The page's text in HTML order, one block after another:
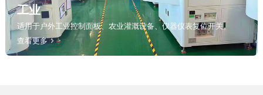
工业
适用于户外工业控制面板、农业灌溉设备、仪器仪表复位开关。
查看更多